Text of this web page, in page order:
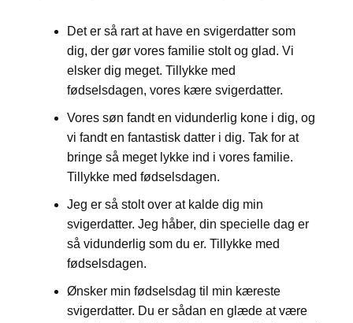
Det er så rart at have en svigerdatter som
dig, der gør vores familie stolt og glad. Vi
elsker dig meget. Tillykke med
fødselsdagen, vores kære svigerdatter.
Vores søn fandt en vidunderlig kone i dig, og
vi fandt en fantastisk datter i dig. Tak for at
bringe så meget lykke ind i vores familie.
Tillykke med fødselsdagen.
Jeg er så stolt over at kalde dig min
svigerdatter. Jeg håber, din specielle dag er
så vidunderlig som du er. Tillykke med
fødselsdagen.
Ønsker min fødselsdag til min kæreste
svigerdatter. Du er sådan en glæde at være